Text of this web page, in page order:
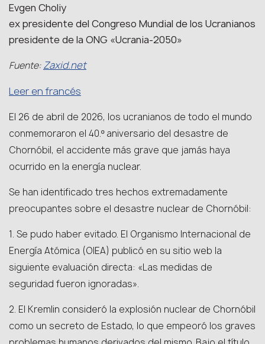
Evgen Choliy
ex presidente del Congreso Mundial de los Ucranianos
presidente de la ONG «Ucrania-2050»
Fuente:Zaxid.net
Leer en francés
El 26 de abril de 2026, los ucranianos de todo el mundo
conmemoraron el 40.º aniversario del desastre de
Chornóbil, el accidente más grave que jamás haya
ocurrido en la energía nuclear.
Se han identificado tres hechos extremadamente
preocupantes sobre el desastre nuclear de Chornóbil:
1. Se pudo haber evitado. El Organismo Internacional de
Energía Atómica (OIEA) publicó en su sitio web la
siguiente evaluación directa: «Las medidas de
seguridad fueron ignoradas».
2. El Kremlin consideró la explosión nuclear de Chornóbil
como un secreto de Estado, lo que empeoró los graves